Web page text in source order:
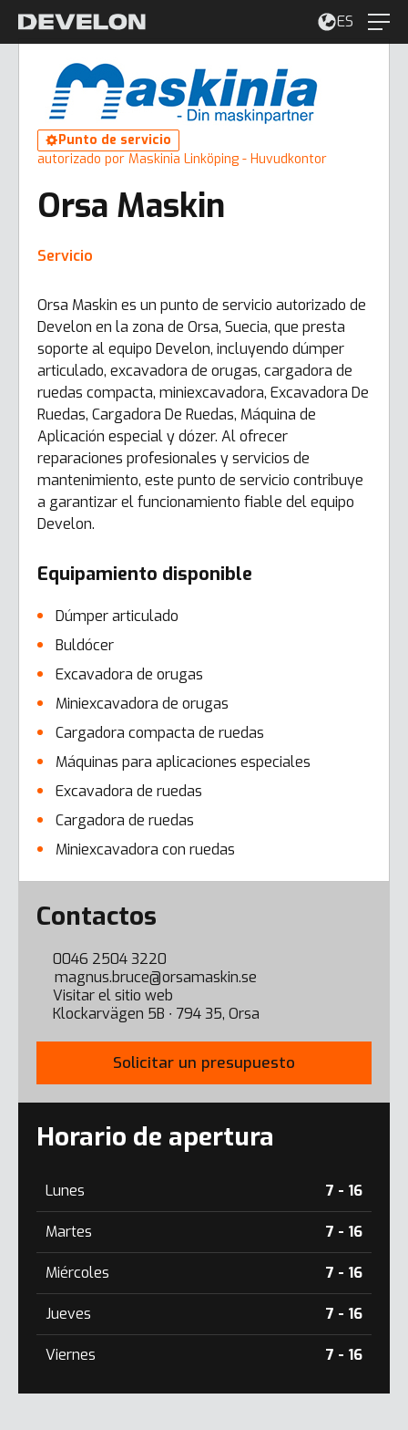
ES
Punto de servicio
autorizado por Maskinia Linköping - Huvudkontor
Orsa Maskin
Servicio
Orsa Maskin es un punto de servicio autorizado de
Develon en la zona de Orsa, Suecia, que presta
soporte al equipo Develon, incluyendo dúmper
articulado, excavadora de orugas, cargadora de
ruedas compacta, miniexcavadora, Excavadora De
Ruedas, Cargadora De Ruedas, Máquina de
Aplicación especial y dózer. Al ofrecer
reparaciones profesionales y servicios de
mantenimiento, este punto de servicio contribuye
a garantizar el funcionamiento fiable del equipo
Develon.
Equipamiento disponible
Dúmper articulado
Buldócer
Excavadora de orugas
Miniexcavadora de orugas
Cargadora compacta de ruedas
Máquinas para aplicaciones especiales
Excavadora de ruedas
Cargadora de ruedas
Miniexcavadora con ruedas
Error here
Contactos
0046 2504 3220
magnus.bruce@orsamaskin.se
Visitar el sitio web
Klockarvägen 5B ∙ 794 35, Orsa
Solicitar un presupuesto
Horario de apertura
Lunes 7 - 16
Martes 7 - 16
Miércoles 7 - 16
Jueves 7 - 16
Viernes 7 - 16